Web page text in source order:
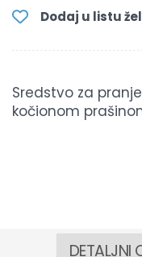
Dodaj u listu
Sredstvo za
kočionom
DETALJNI